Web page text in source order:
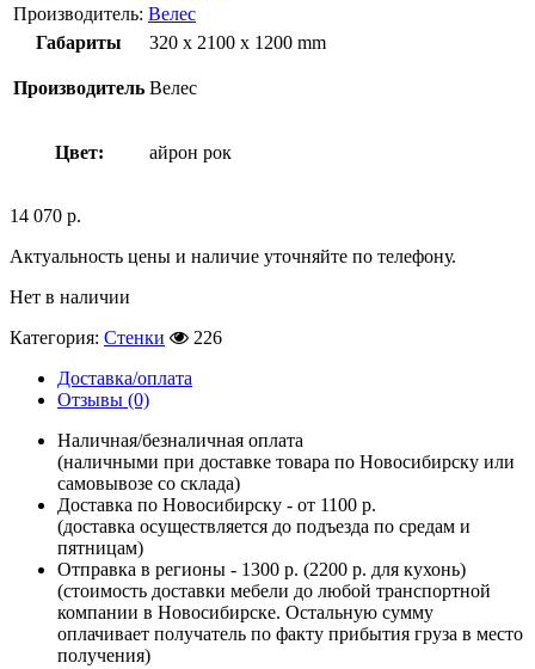
Производитель: Велес
Габариты
320 x 2100 x 1200 mm
Производитель Велес
Цвет: айрон рок
14 070 р.
Актуальность цены и наличие уточняйте по телефону.
Нет в наличии
Категория: Стенки
226
Доставка/оплата
Отзывы (0)
Наличная/безналичная оплата
(наличными при доставке товара по Новосибирску или
самовывозе со склада)
Доставка по Новосибирску - от 1100 р.
(доставка осуществляется до подъезда по средам и
пятницам)
Отправка в регионы - 1300 р. (2200 р. для кухонь)
(стоимость доставки мебели до любой транспортной
компании в Новосибирске. Остальную сумму
оплачивает получатель по факту прибытия груза в место
получения)